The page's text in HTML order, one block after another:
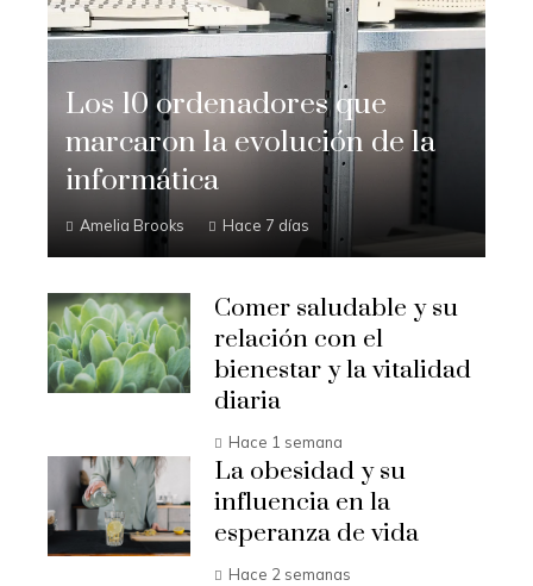
Los 10 ordenadores que
marcaron la evolución de la
informática
Amelia Brooks Hace 7 días
Comer saludable y su
relación con el
bienestar y la vitalidad
diaria
Hace 1 semana
La obesidad y su
influencia en la
esperanza de vida
Hace 2 semanas